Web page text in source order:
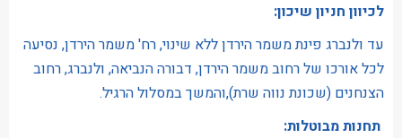
לכיוון חניון שיכון:
עד ולנברג פינת משמר הירדן ללא שינוי, רח' משמר הירדן, נסיעה
לכל אורכו של רחוב משמר הירדן, דבורה הנביאה, ולנברג, רחוב
הצנחנים (שכונת נווה שרת),והמשך במסלול הרגיל.
תחנות מבוטלות: